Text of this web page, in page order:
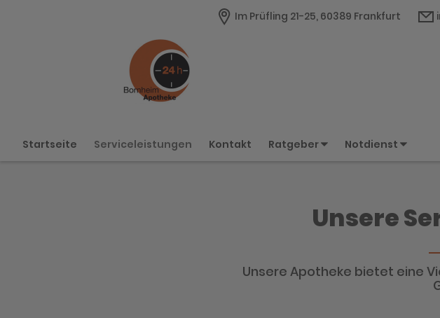
Im Prüfling 21-25, 60389 Frankfurt
Startseite Serviceleistungen Kontakt Ratgeber Notdienst
Unsere
Unsere Apotheke bietet eine